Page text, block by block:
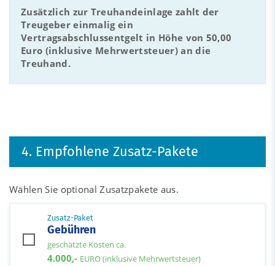
Zusätzlich zur Treuhandeinlage zahlt der
Treugeber einmalig ein
Vertragsabschlussentgelt in Höhe von 50,00
Euro (inklusive Mehrwertsteuer) an die
Treuhand.
4. Empfohlene Zusatz-Pakete
Wählen Sie optional Zusatzpakete aus.
Zusatz-Paket
Gebühren
geschätzte Kosten ca.
4.000,- EURO (inklusive Mehrwertsteuer)